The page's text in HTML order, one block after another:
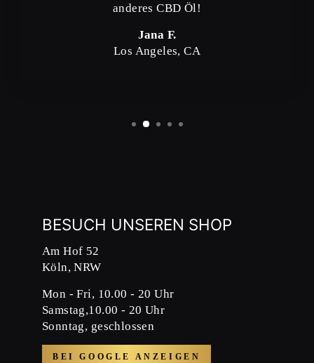
anderes CBD Öl!
Jana F.
Los Angeles, CA
BESUCH UNSEREN SHOP
Am Hof 52
Köln, NRW
Mon - Fri, 10.00 - 20 Uhr
Samstag,10.00 - 20 Uhr
Sonntag, geschlossen
BEI GOOGLE ANZEIGEN